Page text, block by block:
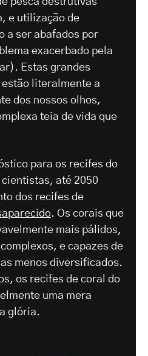
e utilização de
a ser abafados por
exacerbado pela
Estas grandes
literalmente a
dos nossos olhos,
teia de vida que
para os recifes do
cientistas, até 2050
dos recifes de
. Os corais que
mais pálidos,
e capazes de
menos diversificados.
os recifes de coral do
uma mera
glória.